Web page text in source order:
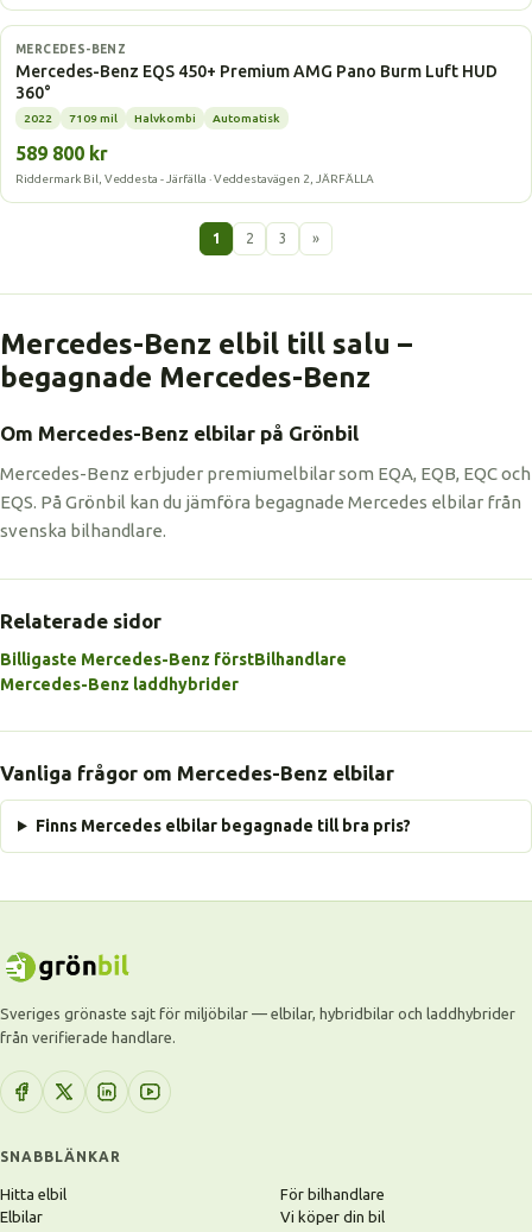
Elbil
MERCEDES-BENZ
Mercedes-Benz EQS 450+ Premium AMG Pano Burm Luft HUD
360°
2022 7109 mil Halvkombi Automatisk
589 800 kr
Riddermark Bil, Veddesta - Järfälla · Veddestavägen 2, JÄRFÄLLA
1 2 3 »
Mercedes-Benz elbil till salu –
begagnade Mercedes-Benz
Om Mercedes-Benz elbilar på Grönbil
Mercedes-Benz erbjuder premiumelbilar som EQA, EQB, EQC och
EQS. På Grönbil kan du jämföra begagnade Mercedes elbilar från
svenska bilhandlare.
Relaterade sidor
Billigaste Mercedes-Benz förstBilhandlare
Mercedes-Benz laddhybrider
Vanliga frågor om Mercedes-Benz elbilar
Finns Mercedes elbilar begagnade till bra pris?
Sveriges grönaste sajt för miljöbilar — elbilar, hybridbilar och laddhybrider
från verifierade handlare.
SNABBLÄNKAR
Hitta elbil
Elbilar
För bilhandlare
Vi köper din bil